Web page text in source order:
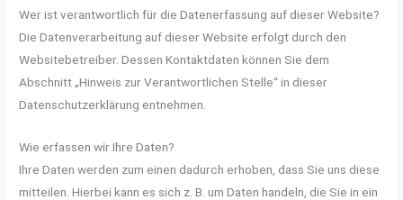
Wer ist verantwortlich für die Datenerfassung auf dieser Website?
Die Datenverarbeitung auf dieser Website erfolgt durch den
Websitebetreiber. Dessen Kontaktdaten können Sie dem
Abschnitt „Hinweis zur Verantwortlichen Stelle“ in dieser
Datenschutzerklärung entnehmen.
Wie erfassen wir Ihre Daten?
Ihre Daten werden zum einen dadurch erhoben, dass Sie uns diese
mitteilen. Hierbei kann es sich z. B. um Daten handeln, die Sie in ein